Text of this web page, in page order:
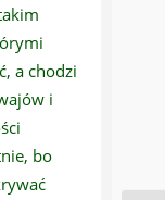
a chodzi
i
bo